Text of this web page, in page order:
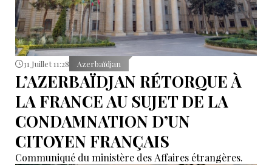
31 Juillet 11:28 Azerbaïdjan
L’AZERBAÏDJAN RÉTORQUE À
LA FRANCE AU SUJET DE LA
CONDAMNATION D’UN
CITOYEN FRANÇAIS
Communiqué du ministère des Affaires étrangères.